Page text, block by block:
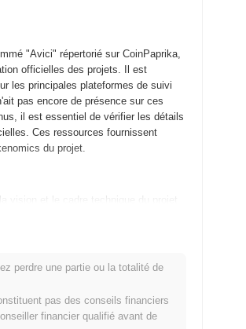
"Avici" répertorié sur CoinPaprika,
officielles des projets. Il est
les principales plateformes de suivi
pas encore de présence sur ces
il est essentiel de vérifier les détails
Ces ressources fournissent
du projet.
vision et le cadre technique du projet.
aux développeurs et aux premiers
sur l'établissement d'une
tokens Avici a eu lieu par le biais
les participants et à promouvoir une
et le développement de son
perdre une partie ou la totalité de
pas des conseils financiers
financier qualifié avant de